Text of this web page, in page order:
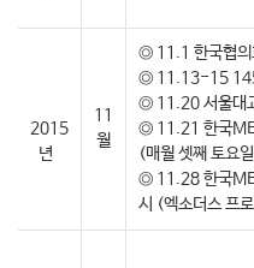
2015
년
11
월
◎ 11.1 한국협의
◎ 11.13-15
◎ 11.20 서울대
◎ 11.21 한국ME
(매월 셋째 토요
◎ 11.28 한국ME
시 (엑소더스 프